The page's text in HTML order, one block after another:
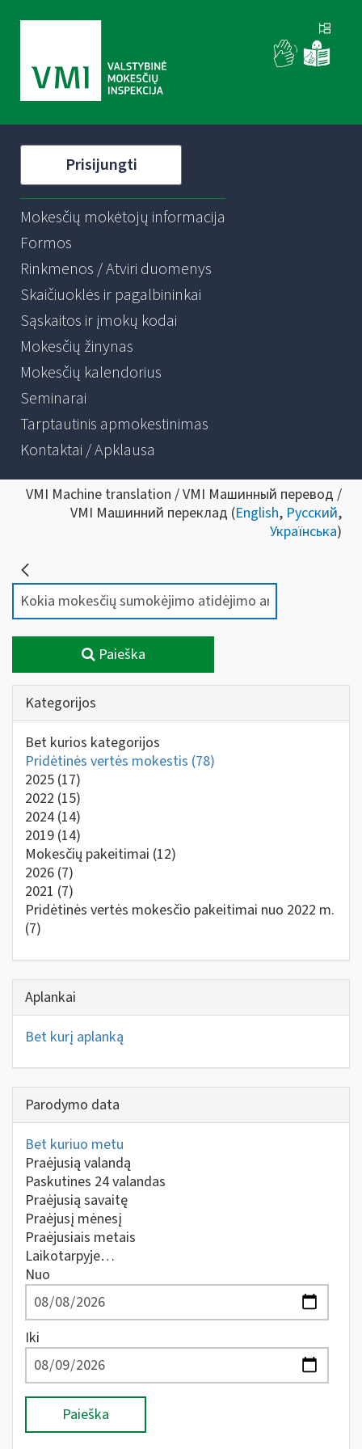
Prisijungti
Mokesčių mokėtojų informacija
Formos
Rinkmenos / Atviri duomenys
Skaičiuoklės ir pagalbininkai
Sąskaitos ir įmokų kodai
Mokesčių žinynas
Mokesčių kalendorius
Seminarai
Tarptautinis apmokestinimas
Kontaktai / Apklausa
VMI Machine translation / VMI Машинный перевод /
VMI Машинний переклад (English, Русский,
Українська)
Paieška
Kategorijos
Bet kurios kategorijos
Pridėtinės vertės mokestis (78)
2025 (17)
2022 (15)
2024 (14)
2019 (14)
Mokesčių pakeitimai (12)
2026 (7)
2021 (7)
Pridėtinės vertės mokesčio pakeitimai nuo 2022 m.
(7)
Aplankai
Bet kurį aplanką
Parodymo data
Bet kuriuo metu
Praėjusią valandą
Paskutines 24 valandas
Praėjusią savaitę
Praėjusį mėnesį
Praėjusiais metais
Laikotarpyje…
Nuo
Iki
Paieška